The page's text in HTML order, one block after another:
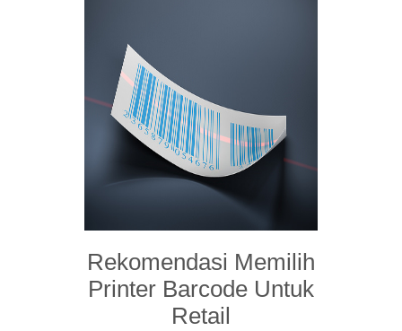
Rekomendasi Memilih
Printer Barcode Untuk
Retail